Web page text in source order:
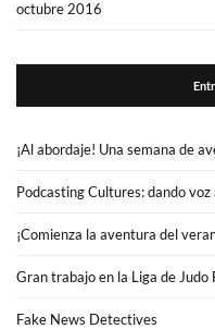
octubre 2016
¡Al abordaje! Una semana de
Podcasting Cultures: dando
¡Comienza la aventura del
Gran trabajo en la Liga de
Fake News Detectives